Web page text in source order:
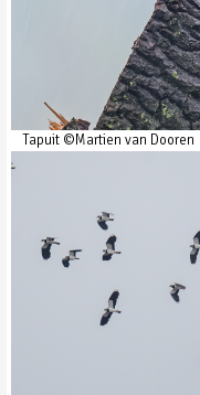
Tapuit ©Martien van Dooren